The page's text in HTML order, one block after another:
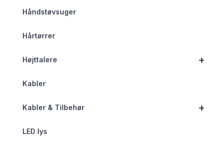
Håndstøvsuger
Hårtørrer
+
Højttalere
Kabler
+
Kabler & Tilbehør
LED lys